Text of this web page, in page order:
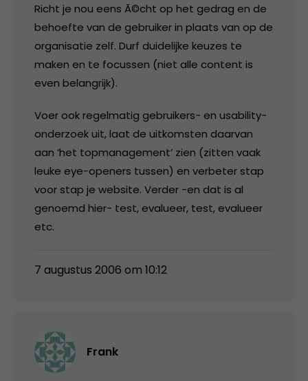
Richt je nou eens Ã©cht op het gedrag en de
behoefte van de gebruiker in plaats van op de
organisatie zelf. Durf duidelijke keuzes te
maken en te focussen (niet alle content is
even belangrijk).
Voer ook regelmatig gebruikers- en usability-
onderzoek uit, laat de uitkomsten daarvan
aan ‘het topmanagement’ zien (zitten vaak
leuke eye-openers tussen) en verbeter stap
voor stap je website. Verder -en dat is al
genoemd hier- test, evalueer, test, evalueer
etc.
7 augustus 2006 om 10:12
Frank